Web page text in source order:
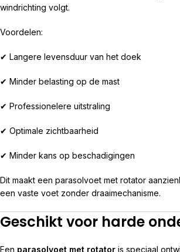
windrichting volgt.
Voordelen:
✔ Langere levensduur van het doek
✔ Minder belasting op de mast
✔ Professionelere uitstraling
✔ Optimale zichtbaarheid
✔ Minder kans op beschadigingen
Dit maakt een parasolvoet met rotator
een vaste voet zonder draaimechanisme.
Geschikt voor harde
Een parasolvoet met rotator is speciaal